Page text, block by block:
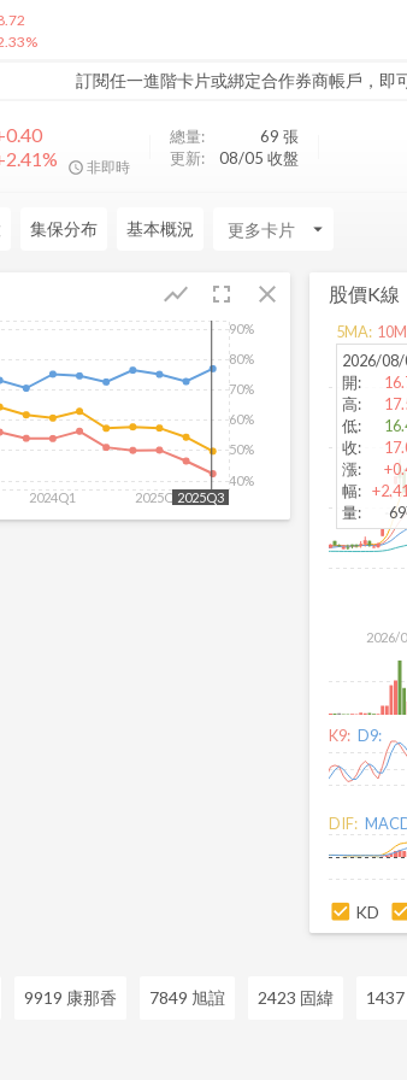
%
訂閱任一進階卡片或綁定合作券商帳戶，即
非即時
總量: 69 張
更新:
08/05 收盤
集保分布 基本概況 arrow_drop_down
fullscreen close
show_chart
2024Q1 2025Q1
40%
50%
60%
70%
80%
90%
2025Q3
股價K線
2026/
2026/
開:
高:
低:
收:
漲:
幅:
量:
5MA: 10
K9: D9:
DIF:
KD
9919 康那香 7849 旭誼 2423 固緯